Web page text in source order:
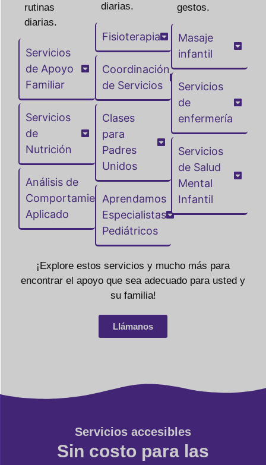
rutinas
diarias.
Servicios
de Apoyo
Familiar
Servicios
de
Nutrición
Análisis de
Comportamiento
Aplicado
diarias.
Fisioterapia
Coordinación
de Servicios
Clases
para
Padres
Unidos
Aprendamos
Especialistas
Pediátricos
gestos.
Masaje
infantil
Servicios
de
enfermería
Servicios
de Salud
Mental
Infantil
¡Explore estos servicios y mucho más para
encontrar el apoyo que sea adecuado para usted y
su familia!
Llámanos
Servicios accesibles
Sin costo para las